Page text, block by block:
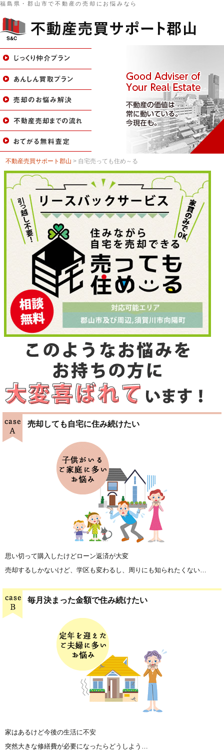
福島県・郡山市で不動産の売却にお悩みなら
不動産売買サポート郡山 > 自宅売っても住め～る
売却しても自宅に住み続けたい
思い切って購入したけどローン返済が大変
売却するしかないけど、学区も変わるし、周りにも知られたくない…
毎月決まった金額で住み続けたい
家はあるけど今後の生活に不安
突然大きな修繕費が必要になったらどうしよう…